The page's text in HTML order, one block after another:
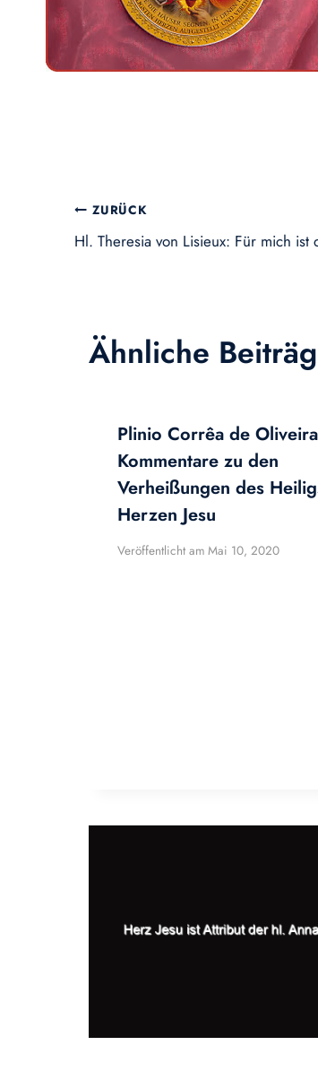
Beitragsnavigation
ZURÜCK
Hl. Theresia von Lisieux: Für mich
Ähnliche
Plinio Corrêa de
Kommentare zu den
Verheißungen des
Herzen Jesu
Veröffentlicht am Mai 10, 2020